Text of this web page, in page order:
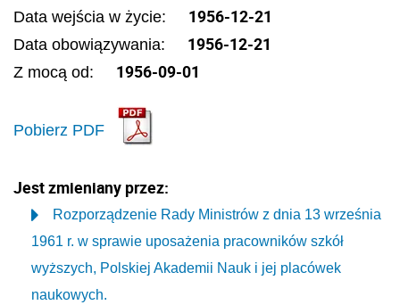
Data wejścia w życie: 1956-12-21
Data obowiązywania: 1956-12-21
Z mocą od: 1956-09-01
Pobierz PDF
Jest zmieniany przez:
Rozporządzenie Rady Ministrów z dnia 13 września
1961 r. w sprawie uposażenia pracowników szkół
wyższych, Polskiej Akademii Nauk i jej placówek
naukowych.